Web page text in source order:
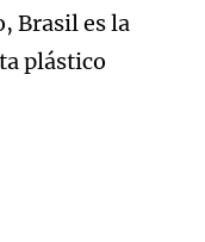
Brasil es la
plástico